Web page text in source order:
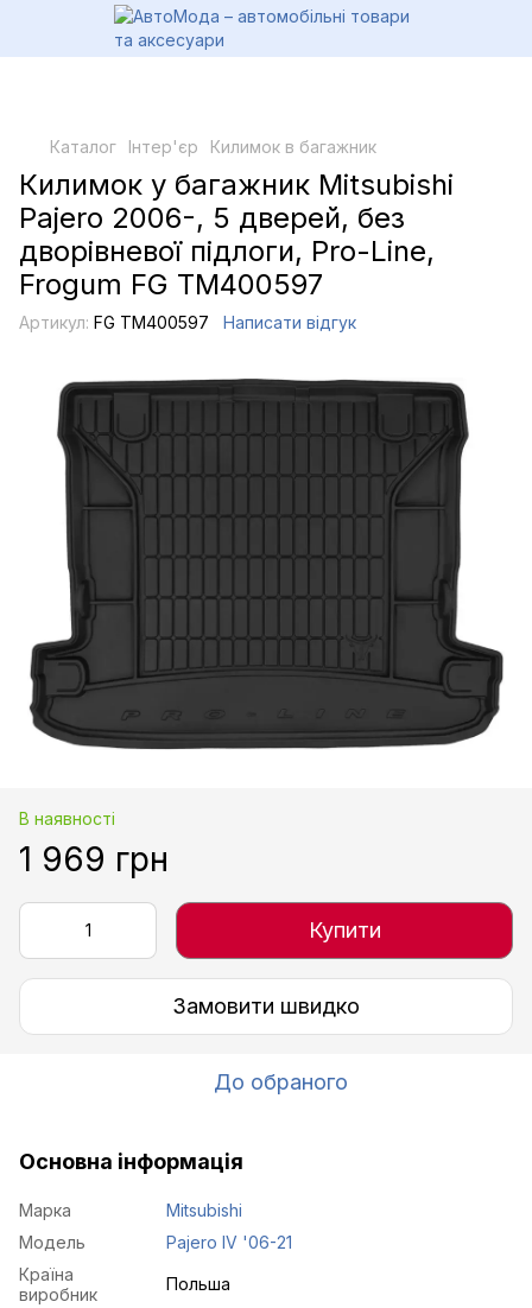
Каталог Інтер'єр Килимок в багажник
Килимок у багажник Mitsubishi
Pajero 2006-, 5 дверей, без
дворівневої підлоги, Pro-Line,
Frogum FG TM400597
Артикул: FG TM400597 Написати відгук
В наявності
1 969 грн
Купити
Замовити швидко
До обраного
Основна інформація
Марка
Mitsubishi
Модель
Pajero IV '06-21
Країна
виробник
Польша